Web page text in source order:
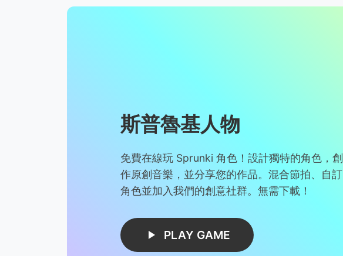
斯普魯基人物
免費在線玩 Sprunki 角色！設計獨特的角色，創
作原創音樂，並分享您的作品。混合節拍、自訂
角色並加入我們的創意社群。無需下載！
PLAY GAME